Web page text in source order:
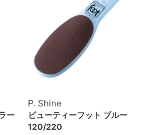
ー
P. Shine
ビューティーフット ブルー
120/220